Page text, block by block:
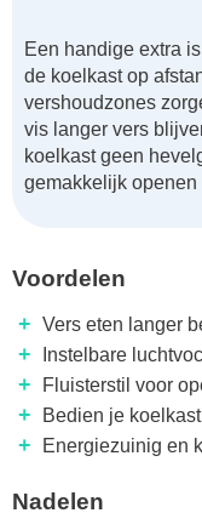
Een handige extra
de koelkast op
vershoudzones
vis langer vers
koelkast geen
gemakkelijk openen
Voordelen
+ Vers eten langer
+ Instelbare
+ Fluisterstil voor
+ Bedien je
+ Energiezuinig en
Nadelen